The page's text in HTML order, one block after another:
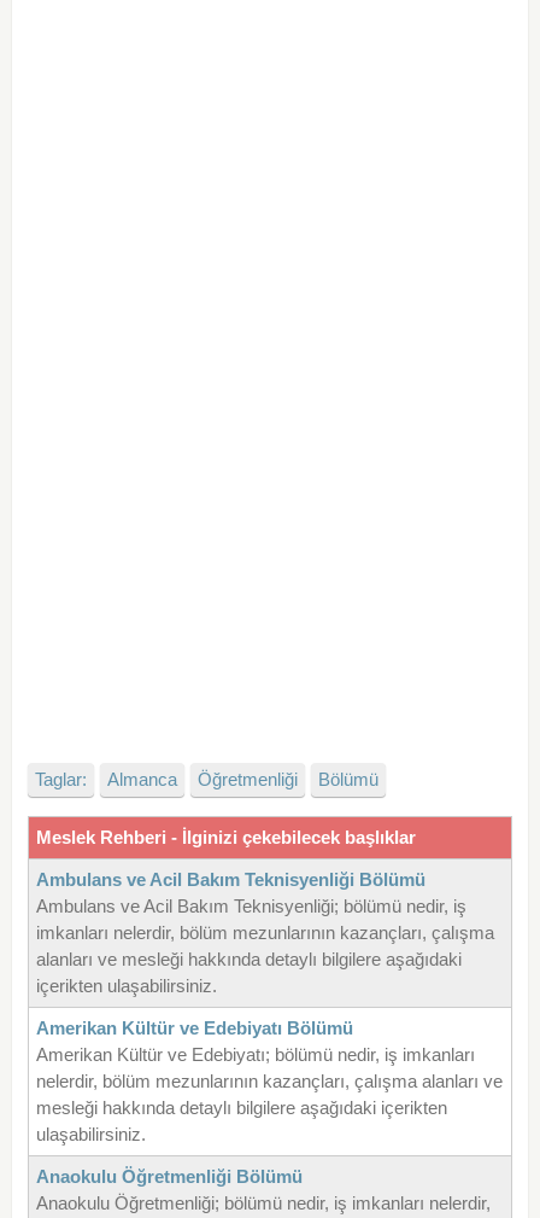
Taglar: Almanca Öğretmenliği Bölümü
Meslek Rehberi - İlginizi çekebilecek başlıklar
Ambulans ve Acil Bakım Teknisyenliği Bölümü
Ambulans ve Acil Bakım Teknisyenliği; bölümü nedir, iş
imkanları nelerdir, bölüm mezunlarının kazançları, çalışma
alanları ve mesleği hakkında detaylı bilgilere aşağıdaki
içerikten ulaşabilirsiniz.
Amerikan Kültür ve Edebiyatı Bölümü
Amerikan Kültür ve Edebiyatı; bölümü nedir, iş imkanları
nelerdir, bölüm mezunlarının kazançları, çalışma alanları ve
mesleği hakkında detaylı bilgilere aşağıdaki içerikten
ulaşabilirsiniz.
Anaokulu Öğretmenliği Bölümü
Anaokulu Öğretmenliği; bölümü nedir, iş imkanları nelerdir,